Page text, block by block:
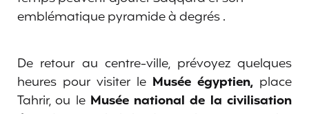
emblématique pyramide à degrés .
De retour au centre-ville, prévoyez quelques
heures pour visiter le Musée égyptien, place
Tahrir, ou le Musée national de la civilisation